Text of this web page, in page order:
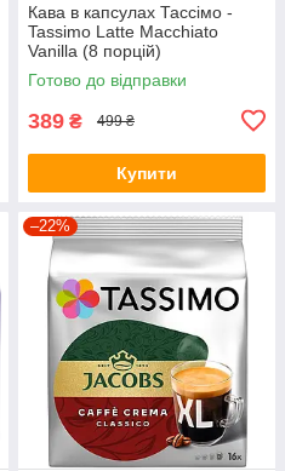
Кава в капсулах Тассімо -
Tassimo Latte Macchiato
Vanilla (8 порцій)
Готово до відправки
389 ₴ 499 ₴
Купити
–22%